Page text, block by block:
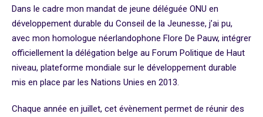
Dans le cadre mon mandat de jeune déléguée ONU en
développement durable du Conseil de la Jeunesse, j’ai pu,
avec mon homologue néerlandophone Flore De Pauw, intégrer
officiellement la délégation belge au Forum Politique de Haut
niveau, plateforme mondiale sur le développement durable
mis en place par les Nations Unies en 2013.
Chaque année en juillet, cet évènement permet de réunir des